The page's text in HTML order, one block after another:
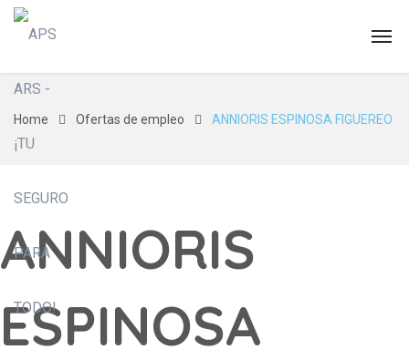
Home Ofertas de empleo ANNIORIS ESPINOSA FIGUEREO
ANNIORIS
ESPINOSA